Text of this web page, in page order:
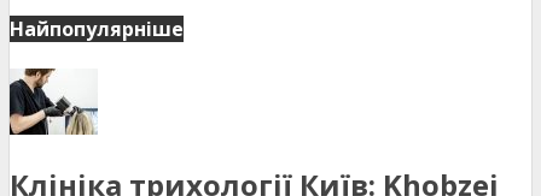
Найпопулярніше
Клініка трихології Київ: Khobzei